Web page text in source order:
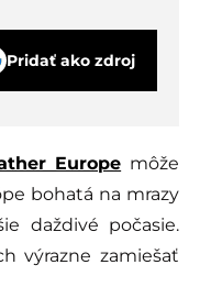
Pridať ako zdroj
Europe môže
bohatá na mrazy
daždivé počasie.
výrazne zamiešať